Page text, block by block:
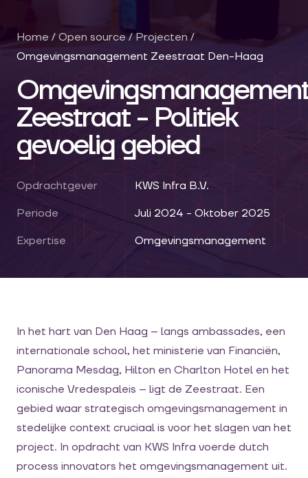
Home / Open source/Projecten /
Omgevingsmanagement Zeestraat Den-Haag
Zeestraat - Politiek
gevoelig gebied
Opdrachtgever
KWS Infra B.V.
Periode
Juli 2024 - Oktober 2025
Expertise
Omgevingsmanagement
In het hart van Den Haag – langs ambassades, een
internationale school, het ministerie van Financiën,
Panorama Mesdag, Hilton en Charlton Hotel en het
iconische Vredespaleis – ligt de Zeestraat. Een
gebied waar strategisch omgevingsmanagement in
stedelijke context cruciaal is voor het slagen van het
project. In opdracht van KWS Infra voerde dutch
process innovators het omgevingsmanagement uit.